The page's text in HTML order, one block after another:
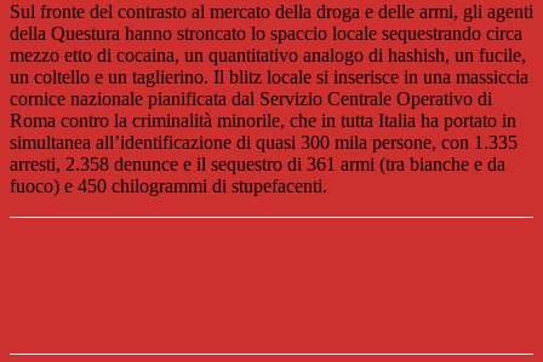
Sul fronte del contrasto al mercato della droga e delle armi, gli agenti
della Questura hanno stroncato lo spaccio locale sequestrando circa
mezzo etto di cocaina, un quantitativo analogo di hashish, un fucile,
un coltello e un taglierino. Il blitz locale si inserisce in una massiccia
cornice nazionale pianificata dal Servizio Centrale Operativo di
Roma contro la criminalità minorile, che in tutta Italia ha portato in
simultanea all’identificazione di quasi 300 mila persone, con 1.335
arresti, 2.358 denunce e il sequestro di 361 armi (tra bianche e da
fuoco) e 450 chilogrammi di stupefacenti.